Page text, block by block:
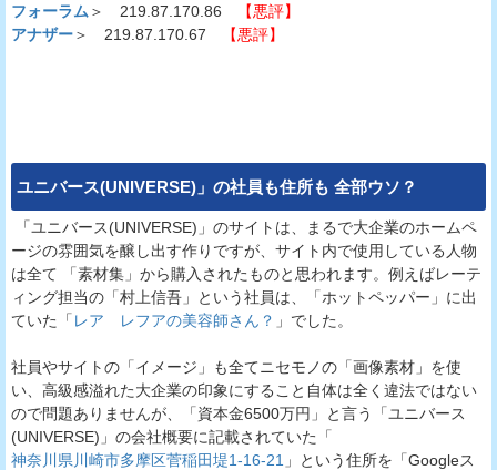
フォーラム ＞ 219.87.170.86
【悪評】
アナザー＞ 219.87.170.67 【悪評】
ユニバース(UNIVERSE) 」の社員も住所も 全部ウソ？
「ユニバース(UNIVERSE)」のサイトは、まるで大企業のホームペ
ージの雰囲気を醸し出す作りですが、サイト内で使用している人物
は全て 「素材集」から購入されたものと思われます。例えばレーテ
ィング担当の「村上信吾」という社員は、「ホットペッパー」に出
ていた「 レア レフアの美容師さん？ 」でした。
社員やサイトの「イメージ」も全てニセモノの「画像素材」を使
い、高級感溢れた大企業の印象にすること自体は全く違法ではない
ので問題ありませんが、「資本金6500万円」と言う「ユニバース
(UNIVERSE)」の会社概要に記載されていた「
神奈川県川崎市多摩区菅稲田堤1-16-21 」という住所を「Googleス